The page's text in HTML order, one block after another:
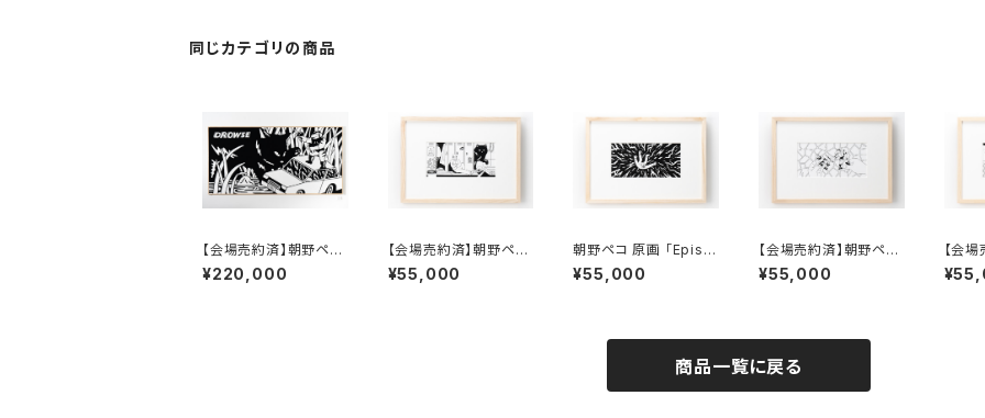
同じカテゴリの商品
【会場売約済】朝野ペコ
原画 24 「Episode 1
5」
¥220,000
【会場売約済】朝野ペコ
原画 「Episode 1」額
付き、直筆サイン入り
¥55,000
朝野ペコ 原画 「Episo
de 2」額付き、直筆サイ
ン入り
¥55,000
【会場売約済】朝野ペコ
原画 「Episode 3」額
付き、直筆サイン入り
¥55,000
【会
原画
付き、
商品一覧に戻る